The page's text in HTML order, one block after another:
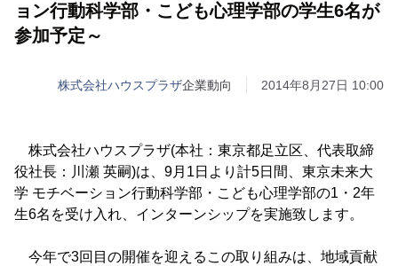
ョン行動科学部・こども心理学部の学生6名が
参加予定～
株式会社ハウスプラザ企業動向 2014年8月27日 10:00
株式会社ハウスプラザ(本社：東京都足立区、代表取締
役社長：川瀬 英嗣)は、9月1日より計5日間、東京未来大
学 モチベーション行動科学部・こども心理学部の1・2年
生6名を受け入れ、インターンシップを実施致します。
今年で3回目の開催を迎えるこの取り組みは、地域貢献